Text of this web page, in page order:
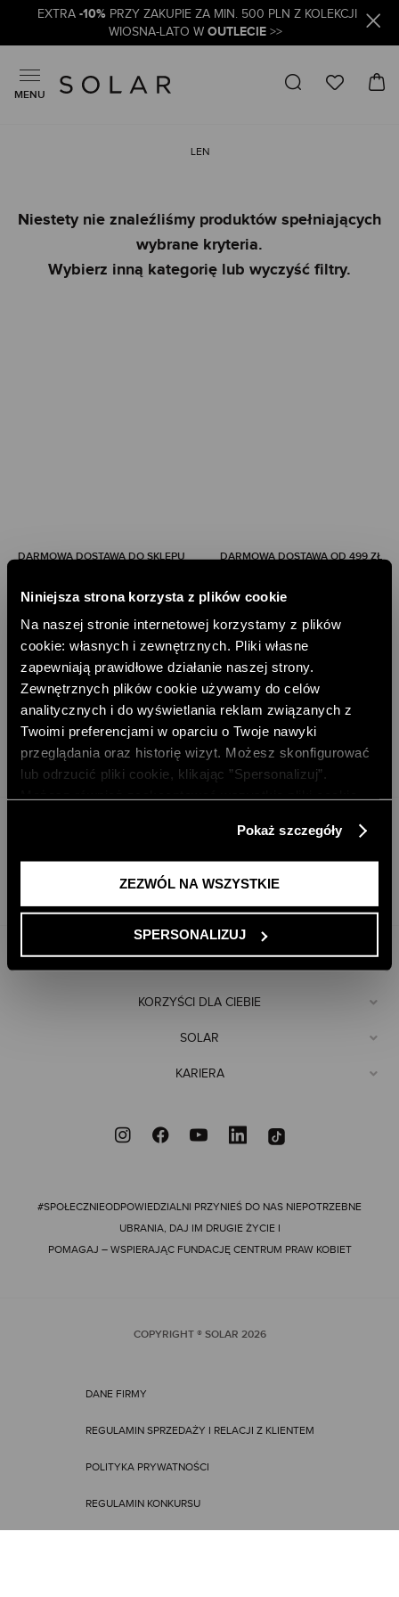
Niniejsza strona korzysta z plików cookie
Na naszej stronie internetowej korzystamy z plików
cookie: własnych i zewnętrznych. Pliki własne
zapewniają prawidłowe działanie naszej strony.
Zewnętrznych plików cookie używamy do celów
analitycznych i do wyświetlania reklam związanych z
Twoimi preferencjami w oparciu o Twoje nawyki
przeglądania oraz historię wizyt. Możesz skonfigurować
lub odrzucić pliki cookie, klikając ”Spersonalizuj”.
Polityce Prywatności
Pokaż szczegóły
ZEZWÓL NA WSZYSTKIE
SPERSONALIZUJ
EXTRA -10% PRZY ZAKUPIE ZA MIN. 500 PLN Z KOLEKCJI
WIOSNA-LATO W OUTLECIE>>
MENU
LEN
Niestety nie znaleźliśmy produktów spełniających
wybrane kryteria.
Wybierz inną kategorię lub wyczyść filtry.
DARMOWA DOSTAWA DO SKLEPU DARMOWA DOSTAWA OD 499 ZŁ
DARMOWE ZWROTY RATY PAYU 5 X 0%
PAYPO - KUP TERAZ, ZAPŁAĆ PÓŹNIEJ
SKONTAKTUJ SIĘ
DOŁĄCZ DO NEWSLETTERA
ODBIERZ 10% RABATU NA PIERWSZE ZAKUPY
DODAJ EMAIL
POMOC
KORZYŚCI DLA CIEBIE
SOLAR
KARIERA
#SPOŁECZNIEODPOWIEDZIALNI PRZYNIEŚ DO NAS NIEPOTRZEBNE
UBRANIA, DAJ IM DRUGIE ŻYCIE I
POMAGAJ – WSPIERAJĄC FUNDACJĘ CENTRUM PRAW KOBIET
COPYRIGHT ® SOLAR 2026
DANE FIRMY
REGULAMIN SPRZEDAŻY I RELACJI Z KLIENTEM
POLITYKA PRYWATNOŚCI
REGULAMIN KONKURSU